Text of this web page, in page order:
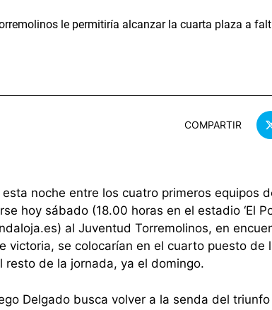
le permitiría alcanzar la cuarta plaza a
COMPARTIR
noche entre los cuatro primeros equipos
hoy sábado (18.00 horas en el estadio ‘El
al Juventud Torremolinos, en
victoria, se colocarían en el cuarto puesto de
de la jornada, ya el domingo.
Delgado busca volver a la senda del